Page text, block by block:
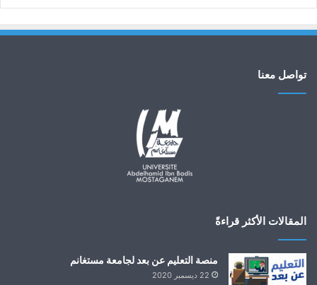
تواصل معنا
المقالات الأكثر قراءةً
منصة التعليم عن بعد لجامعة مستغانم
22 ديسمبر 2020